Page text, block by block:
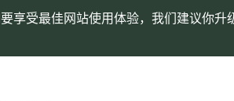
享受最佳网站使用体验，我们建议你